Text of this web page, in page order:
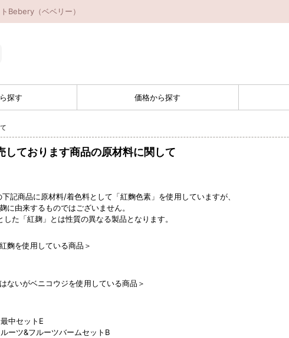
Bebery（ベベリー）
探す 価格から探す
しております商品の原材料に関して
記商品に原材料/着色料として「紅麴色素」を使用していますが、
に由来するものではございません。
た「紅麹」とは性質の異なる製品となります。
麴を使用している商品＞
ないがベニコウジを使用している商品＞
中セットE
ーツ&フルーツバームセットB